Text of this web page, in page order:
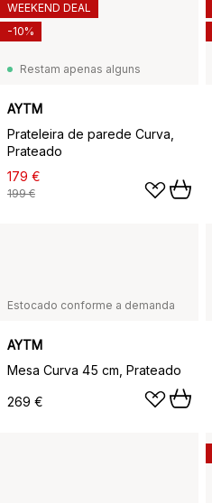
Restam apenas alguns
AYTM
Prateleira de parede Curva,
Prateado
179 €
199 €
WEEKEND DEAL
-10%
Estocado conforme a demanda
AYTM
Mesa Curva 45 cm, Prateado
269 €